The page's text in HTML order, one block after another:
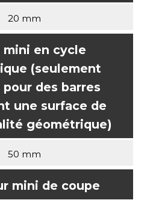
20 mm
mini en cycle
(seulement
des barres
une surface de
géométrique)
50 mm
mini de coupe